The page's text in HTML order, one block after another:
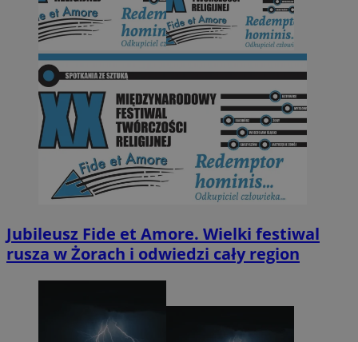
Jubileusz Fide et Amore. Wielki festiwal
rusza w Żorach i odwiedzi cały region